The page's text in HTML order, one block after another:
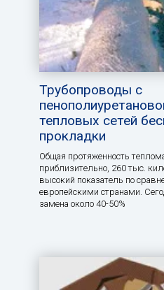
Трубопроводы с
тепловых сетей
прокладки
Общая протяженность
приблизительно, 260 тыс.
высокий показатель по
европейскими странами.
замена около 40-50%